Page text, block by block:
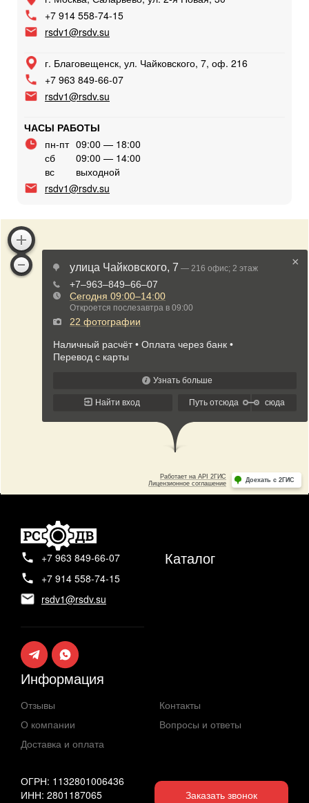
+7 914 558-74-15
rsdv1@rsdv.su
г. Благовещенск, ул. Чайковского, 7, оф. 216
+7 963 849-66-07
rsdv1@rsdv.su
ЧАСЫ РАБОТЫ
пн-пт 09:00 — 18:00
сб
09:00 — 14:00
вс
выходной
rsdv1@rsdv.su
ОГРН: 1132801006436
ИНН: 2801187065
Заказать звонок
+7 963 849-66-07
+7 914 558-74-15
rsdv1@rsdv.su
Каталог
Информация
Отзывы
О компании
Доставка и оплата
Контакты
Вопросы и ответы